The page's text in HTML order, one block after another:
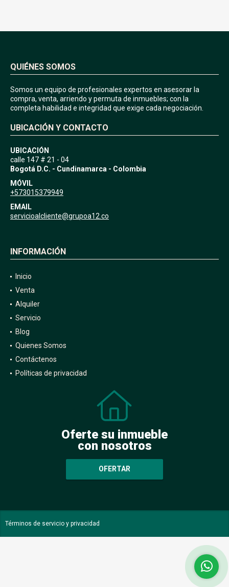
QUIÉNES SOMOS
Somos un equipo de profesionales expertos en asesorar la
compra, venta, arriendo y permuta de inmuebles; con la
completa habilidad e integridad que exige cada negociación.
UBICACIÓN Y CONTACTO
UBICACIÓN
calle 147 # 21 - 04
Bogotá D.C. - Cundinamarca - Colombia
MÓVIL
+573015379949
EMAIL
servicioalcliente@grupoa12.co
INFORMACIÓN
Inicio
Venta
Alquiler
Servicio
Blog
Quienes Somos
Contáctenos
Políticas de privacidad
Oferte su inmueble
con nosotros
OFERTAR
Términos de servicio y privacidad